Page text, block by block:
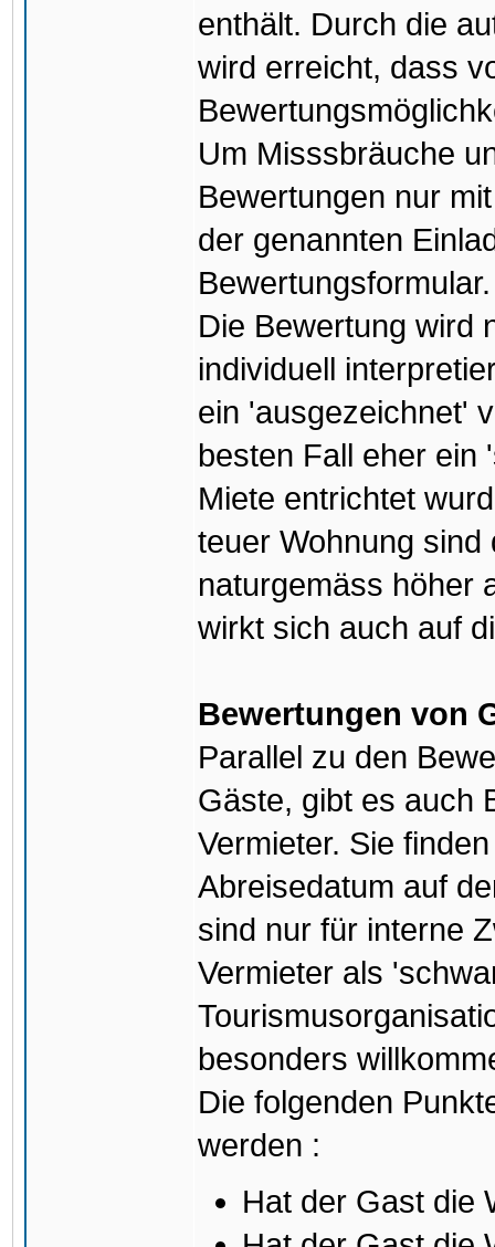
enthält. Durch die
wird erreicht, dass
Um Misssbräuche
Bewertungen nur
der genannten
Bewertungsformular.
Die Bewertung wird
individuell
ein 'ausgezeichnet'
besten Fall eher ein
Miete entrichtet
teuer Wohnung sind
naturgemäss höher
wirkt sich auch auf
Bewertungen von
Parallel zu den
Gäste, gibt es auch
Vermieter. Sie
Abreisedatum auf
sind nur für interne
Vermieter als
besonders
Die folgenden
werden :
Hat der Gast die